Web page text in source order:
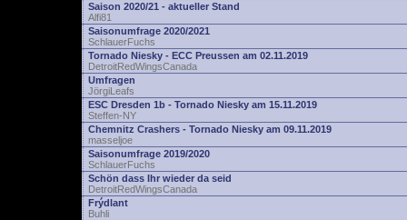
Saison 2020/21 - aktueller Stand
Alfi81
Saisonumfrage 2020/2021
SchlauerFuchs
Tornado Niesky - ECC Preussen am 02.11.2019
DetroitRedWingsCanada
Umfragen
JörgiLeafs
ESC Dresden 1b - Tornado Niesky am 15.11.2019
Steffen-NY
Chemnitz Crashers - Tornado Niesky am 09.11.2019
masseljoe
Saisonumfrage 2019/2020
SchlauerFuchs
Schön dass Ihr wieder da seid
DetroitRedWingsCanada
Frýdlant
Buhli